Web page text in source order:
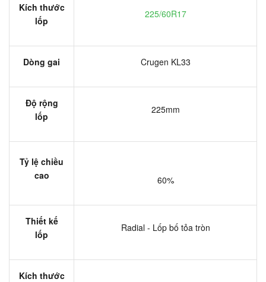
Kích thước
lốp
225/60R17
Dòng gai Crugen KL33
Độ rộng
lốp
225mm
Tỷ lệ chiều
cao
60%
Thiết kế
lốp
Radial - Lốp bố tỏa tròn
Kích thước